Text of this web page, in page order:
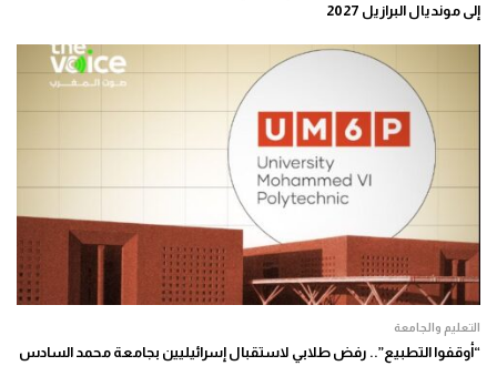
إلى مونديال البرازيل 2027
التعليم والجامعة
“أوقفوا التطبيع”.. رفض طلابي لاستقبال إسرائيليين بجامعة محمد السادس